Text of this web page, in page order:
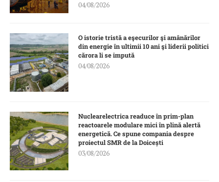
04/08/2026
O istorie tristă a eşecurilor şi amânărilor
din energie în ultimii 10 ani şi liderii politici
cărora li se impută
04/08/2026
Nuclearelectrica readuce în prim-plan
reactoarele modulare mici în plină alertă
energetică. Ce spune compania despre
proiectul SMR de la Doicești
03/08/2026